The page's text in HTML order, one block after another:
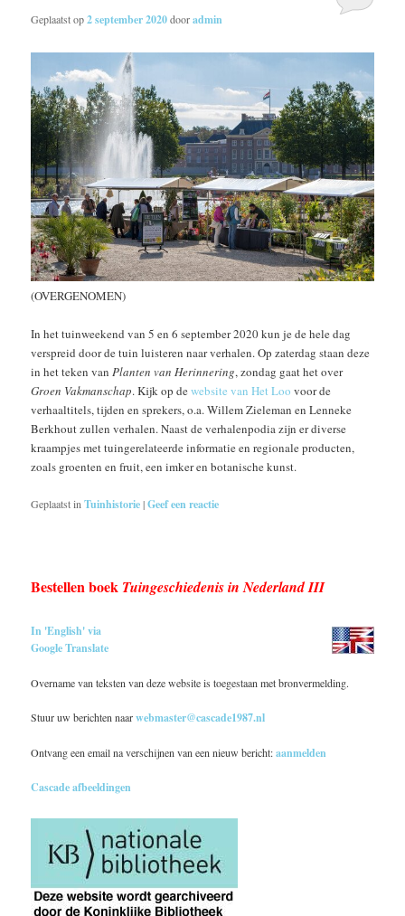
Geplaatst op2 september 2020dooradmin
(OVERGENOMEN)
In het tuinweekend van 5 en 6 september 2020 kun je de hele dag
verspreid door de tuin luisteren naar verhalen. Op zaterdag staan deze
in het teken vanPlanten van Herinnering, zondag gaat het over
Groen Vakmanschap. Kijk op dewebsite van Het Loo voor de
verhaaltitels, tijden en sprekers, o.a. Willem Zieleman en Lenneke
Berkhout zullen verhalen. Naast de verhalenpodia zijn er diverse
kraampjes met tuingerelateerde informatie en regionale producten,
zoals groenten en fruit, een imker en botanische kunst.
Geplaatst in Tuinhistorie|Geef een reactie
Bestellen boek Tuingeschiedenis in Nederland III
In 'English' via
Google Translate
Overname van teksten van deze website is toegestaan met bronvermelding.
Stuur uw berichten naarwebmaster@cascade1987.nl
Ontvang een email na verschijnen van een nieuw bericht:aanmelden
Cascade afbeeldingen